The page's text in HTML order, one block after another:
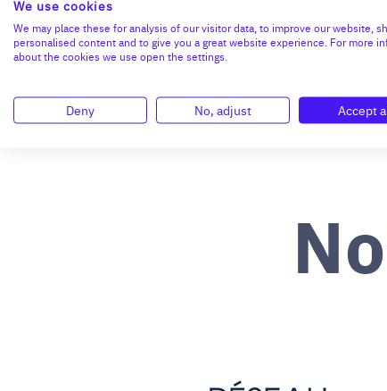
N°18781
We use cookies
We may place these for analysis of our visitor data, to improve our website,
personalised content and to give you a great website experience. For more
about the cookies we use open the settings.
Deny No, adjust Accept